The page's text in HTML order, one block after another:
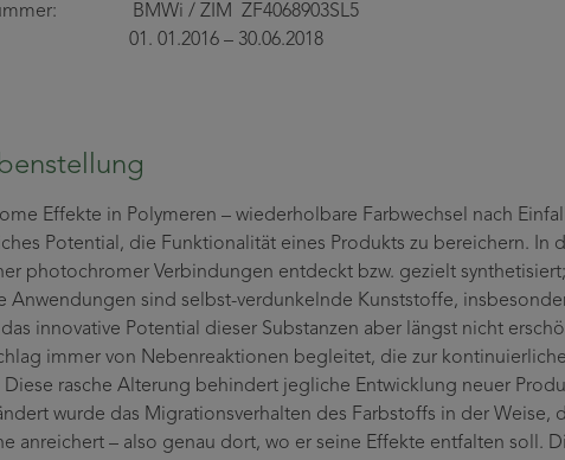
BMWi / ZIM ZF4068903SL5
01. 01.2016 – 30.06.2018
Effekte in Polymeren – wiederholbare Farbwechsel nach
Potential, die Funktionalität eines Produkts zu bereichern. In
photochromer Verbindungen entdeckt bzw. gezielt
Anwendungen sind selbst-verdunkelnde Kunststoffe,
innovative Potential dieser Substanzen aber längst nicht
immer von Nebenreaktionen begleitet, die zur
Diese rasche Alterung behindert jegliche Entwicklung neuer
wurde das Migrationsverhalten des Farbstoffs in der Weise,
anreichert – also genau dort, wo er seine Effekte entfalten soll.